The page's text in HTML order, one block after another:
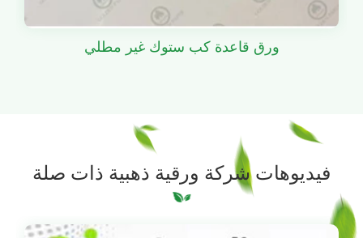
ورق قاعدة كب ستوك غير مطلي
فيديوهات شركة ورقية ذهبية ذات صلة